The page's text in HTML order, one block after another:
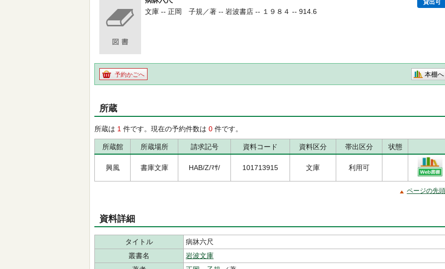
貸出可
文庫 -- 正岡 子規／著 -- 岩波書店 -- １９８４ -- 914.6
予約かごへ 本棚へ
所蔵
所蔵は 1 件です。現在の予約件数は 0 件です。
所蔵館 所蔵場所 請求記号 資料コード 資料区分 帯出区分 状態
興風 書庫文庫 HAB/Z/ﾏｻ/ 101713915 文庫 利用可
ページの先
資料詳細
タイトル
病牀六尺
叢書名
岩波文庫